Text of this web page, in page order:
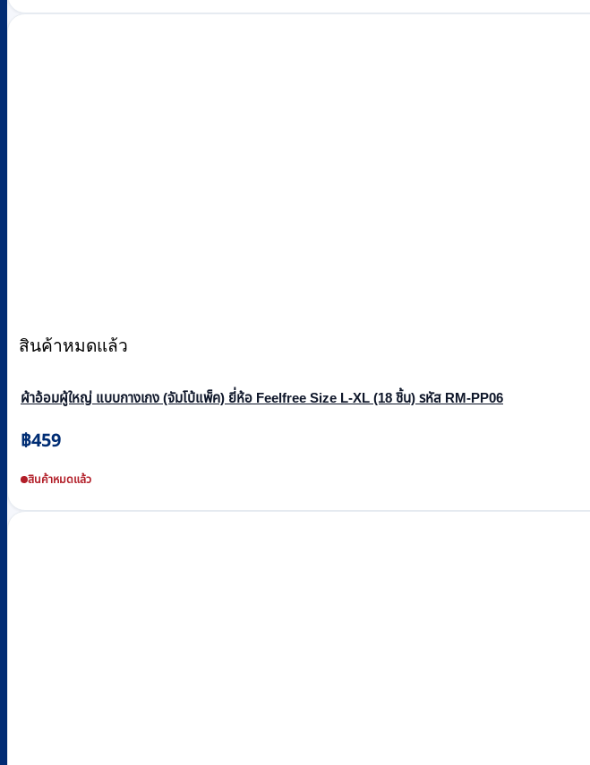
สินค้าหมดแล้ว
ผ้าอ้อมผู้ใหญ่ แบบกางเกง (จัมโบ้แพ็ค) ยี่ห้อ Feelfree Size L-XL (18 ชิ้น) รหัส RM-PP06
฿459
สินค้าหมดแล้ว